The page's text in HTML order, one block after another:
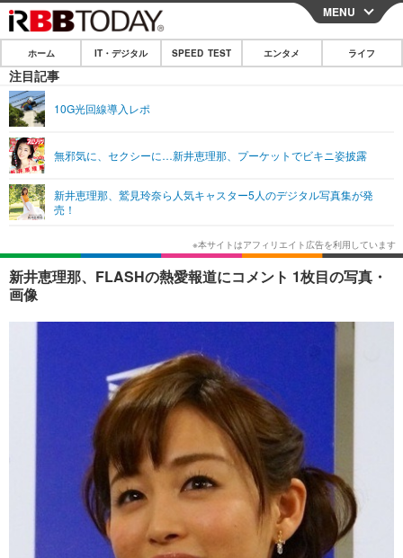
CLOSE
ホーム
IT・デジタル
ショッピング その他
SPEED TEST
エンタメ
エンタメTOP
韓国・芸能
音楽 スポーツ
ライフ
ライフTOP グルメ
ペット ショッピング
その他
リリース一覧
プッシュ通知の停止方法
MENU
ホーム IT・デジタル SPEED TEST エンタメ ライフ
注目記事
10G光回線導入レポ
無邪気に、セクシーに…新井恵理那、プーケットでビキニ姿披露
新井恵理那、鷲見玲奈ら人気キャスター5人のデジタル写真集が発
売！
新井恵理那、FLASHの熱愛報道にコメント 1枚目の写真・
画像